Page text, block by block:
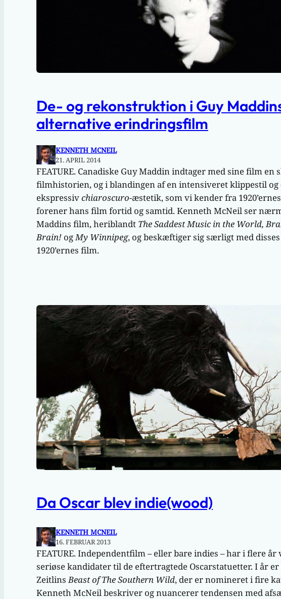
De- og rekonstruktion i Guy
alternative erindringsfilm
KENNETH MCNEIL
21. APRIL 2014
FEATURE. Canadiske Guy Maddin indtager med sine film
filmhistorien, og i blandingen af en intensiveret klippestil og
ekspressivchiaroscuro-æstetik, som vi kender fra
forener hans film fortid og samtid. Kenneth McNeil ser
Maddins film, heriblandt The Saddest Music in the World,
Brain! ogMy Winnipeg, og beskæftiger sig særligt med
1920’ernes film.
Da Oscar blev indie(wood)
KENNETH MCNEIL
16. FEBRUAR 2013
FEATURE. Independentfilm – eller bare indies – har i flere
seriøse kandidater til de eftertragtede Oscarstatuetter. I år
ZeitlinsBeast of The Southern Wild, der er nomineret i fire
Kenneth McNeil beskriver og nuancerer tendensen med